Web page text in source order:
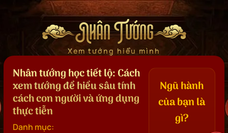
Nhân Tướng
Xem tướng hiểu mình
Nhân tướng học tiết lộ: Cách
xem tướng để hiểu sâu tính
cách con người và ứng dụng
thực tiễn
Danh mục:
Ngũ hành
của bạn là
gì?